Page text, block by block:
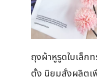
ถุงผ้าหูรูดใบเล็ก
ตั้ง นิยมสั่งผลิตเ